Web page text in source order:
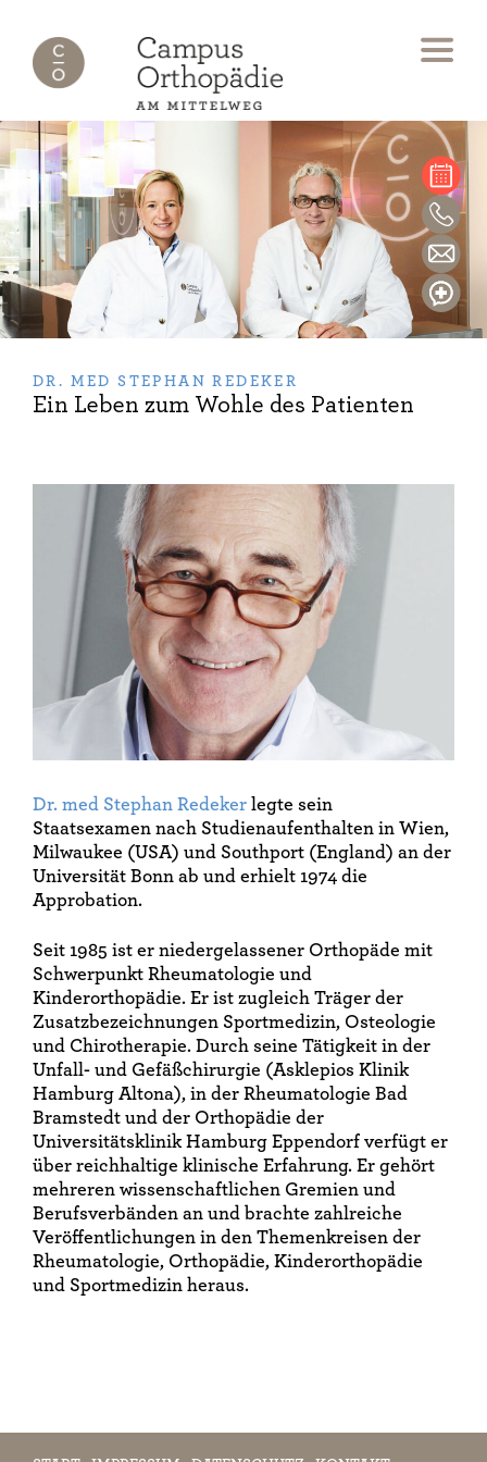
DR. MED STEPHAN REDEKER
Ein Leben zum Wohle des Patienten
Dr. med Stephan Redeker legte sein
Staatsexamen nach Studienaufenthalten in Wien,
Milwaukee (USA) und Southport (England) an der
Universität Bonn ab und erhielt 1974 die
Approbation.
Seit 1985 ist er niedergelassener Orthopäde mit
Schwerpunkt Rheumatologie und
Kinderorthopädie. Er ist zugleich Träger der
Zusatzbezeichnungen Sportmedizin, Osteologie
und Chirotherapie. Durch seine Tätigkeit in der
Unfall- und Gefäßchirurgie (Asklepios Klinik
Hamburg Altona), in der Rheumatologie Bad
Bramstedt und der Orthopädie der
Universitätsklinik Hamburg Eppendorf verfügt er
über reichhaltige klinische Erfahrung. Er gehört
mehreren wissenschaftlichen Gremien und
Berufsverbänden an und brachte zahlreiche
Veröffentlichungen in den Themenkreisen der
Rheumatologie, Orthopädie, Kinderorthopädie
und Sportmedizin heraus.